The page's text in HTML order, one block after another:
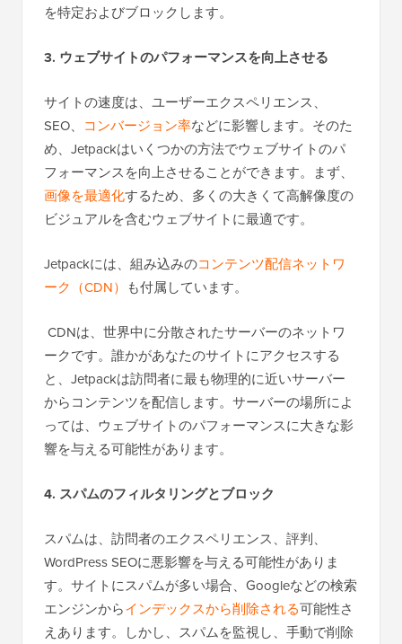
を特定およびブロックします。
3. ウェブサイトのパフォーマンスを向上させる
サイトの速度は、ユーザーエクスペリエンス、
SEO、 コンバージョン率などに影響します。そのた
め、Jetpackはいくつかの方法でウェブサイトのパ
フォーマンスを向上させることができます。まず、
画像を最適化するため、多くの大きくて高解像度の
ビジュアルを含むウェブサイトに最適です。
Jetpackには、組み込みのコンテンツ配信ネットワ
ーク（CDN） も付属しています。
CDNは、世界中に分散されたサーバーのネットワ
ークです。誰かがあなたのサイトにアクセスする
と、Jetpackは訪問者に最も物理的に近いサーバー
からコンテンツを配信します。サーバーの場所によ
っては、ウェブサイトのパフォーマンスに大きな影
響を与える可能性があります。
4. スパムのフィルタリングとブロック
スパムは、訪問者のエクスペリエンス、評判、
WordPress SEOに悪影響を与える可能性がありま
す。サイトにスパムが多い場合、Googleなどの検索
エンジンからインデックスから削除される可能性さ
えあります。しかし、スパムを監視し、手動で削除